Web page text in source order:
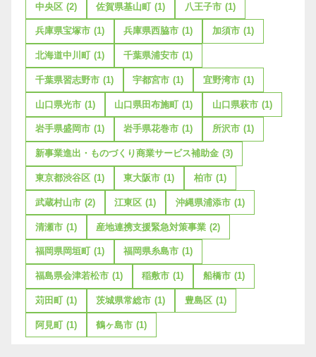
中央区 (2) 佐賀県基山町 (1) 八王子市 (1)
兵庫県宝塚市 (1) 兵庫県西脇市 (1) 加須市 (1)
北海道中川町 (1) 千葉県浦安市 (1)
千葉県習志野市 (1) 宇都宮市 (1) 宜野湾市 (1)
山口県光市 (1) 山口県田布施町 (1) 山口県萩市 (1)
岩手県盛岡市 (1) 岩手県花巻市 (1) 所沢市 (1)
新事業進出・ものづくり商業サービス補助金 (3)
東京都渋谷区 (1) 東大阪市 (1) 柏市 (1)
武蔵村山市 (2) 江東区 (1) 沖縄県浦添市 (1)
清瀬市 (1) 産地連携支援緊急対策事業 (2)
福岡県岡垣町 (1) 福岡県糸島市 (1)
福島県会津若松市 (1) 稲敷市 (1) 船橋市 (1)
苅田町 (1) 茨城県常総市 (1) 豊島区 (1)
阿見町 (1) 鶴ヶ島市 (1)